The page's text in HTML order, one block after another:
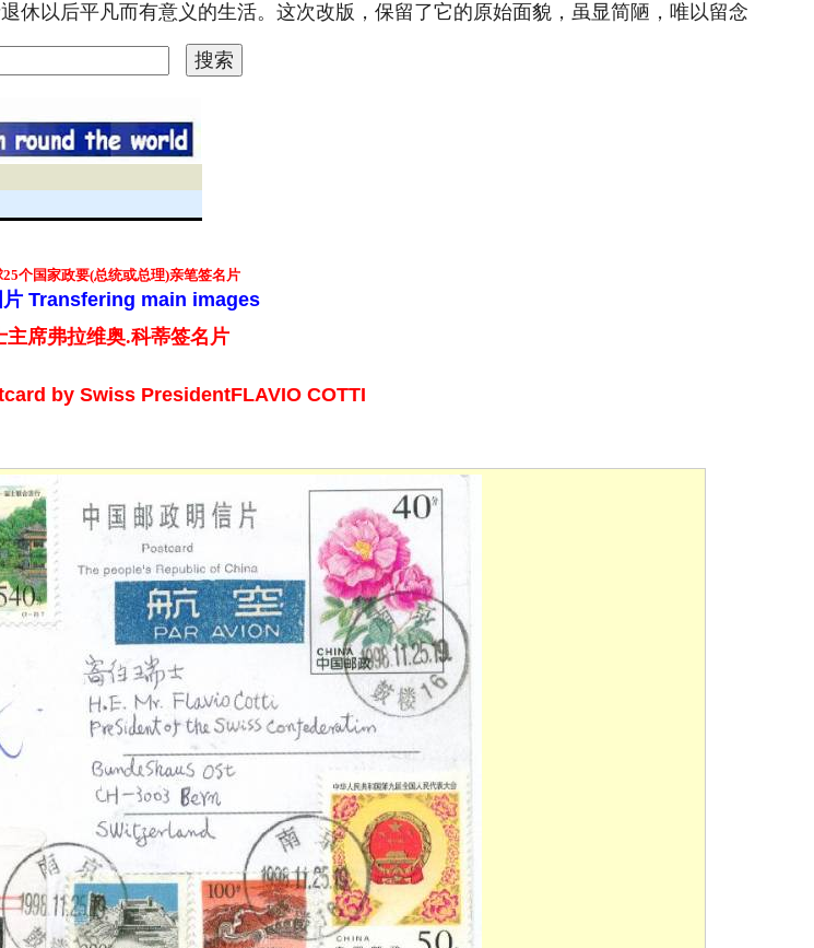
休以后平凡而有意义的生活。这次改版，保留了它的原始面貌，虽显简陋，唯以留念
25个国家政要(总统或总理)亲笔签名片
Transfering main images
主席弗拉维奥.科蒂签名片
by Swiss PresidentFLAVIO COTTI